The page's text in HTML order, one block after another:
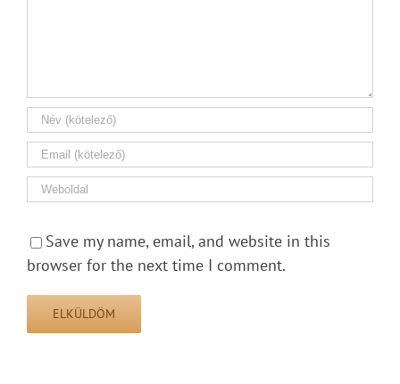
Save my name, email, and website in this
browser for the next time I comment.